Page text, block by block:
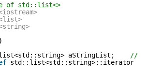
of std::list<>
aStringList; // 文
std::list<std::string>::iterator